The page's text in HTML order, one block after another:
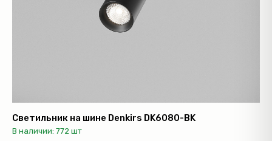
Светильник на шине Denkirs DK6080-BK
В наличии: 772 шт